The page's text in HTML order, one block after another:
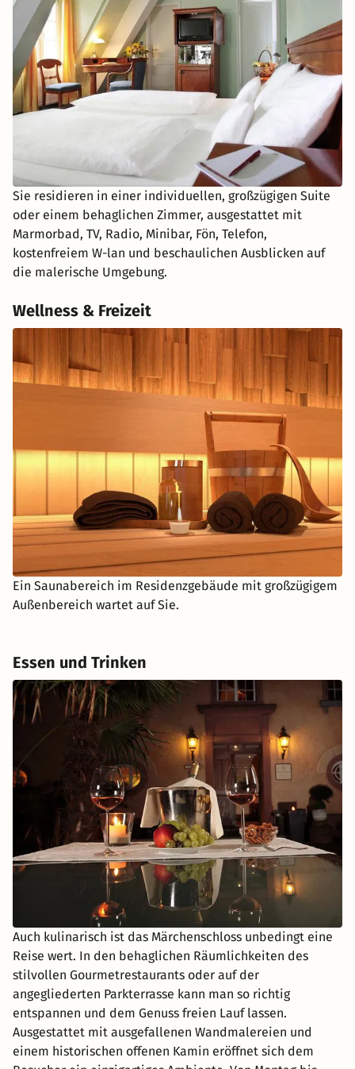
Sie residieren in einer individuellen, großzügigen Suite
oder einem behaglichen Zimmer, ausgestattet mit
Marmorbad, TV, Radio, Minibar, Fön, Telefon,
kostenfreiem W-lan und beschaulichen Ausblicken auf
die malerische Umgebung.
Wellness & Freizeit
Ein Saunabereich im Residenzgebäude mit großzügigem
Außenbereich wartet auf Sie.
Essen und Trinken
Auch kulinarisch ist das Märchenschloss unbedingt eine
Reise wert. In den behaglichen Räumlichkeiten des
stilvollen Gourmetrestaurants oder auf der
angegliederten Parkterrasse kann man so richtig
entspannen und dem Genuss freien Lauf lassen.
Ausgestattet mit ausgefallenen Wandmalereien und
einem historischen offenen Kamin eröffnet sich dem